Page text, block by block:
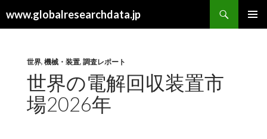
www.globalresearchdata.jp
索
世界, 機械・装置, 調査レポート
世界の電解回収装置市
場2026年